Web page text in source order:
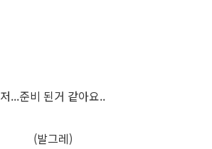
저...준비 된거 같아요..
(발그레)